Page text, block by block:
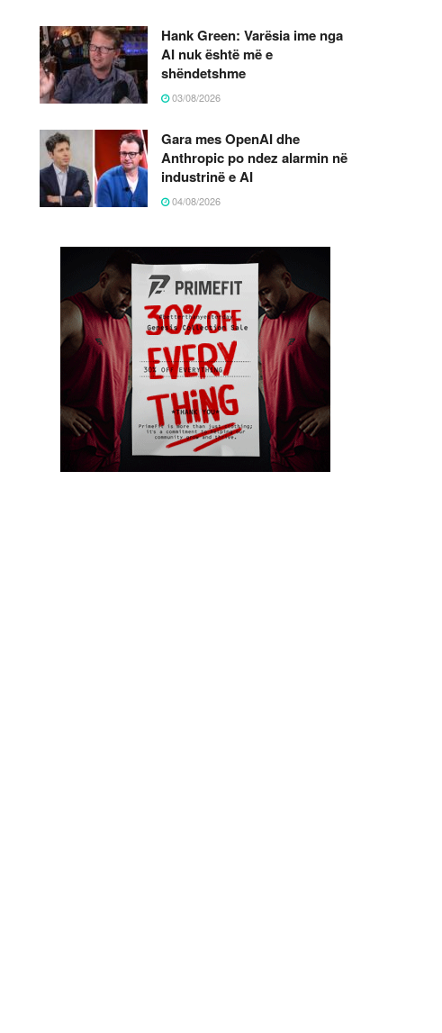
Hank Green: Varësia ime nga
AI nuk është më e
shëndetshme
03/08/2026
Gara mes OpenAI dhe
Anthropic po ndez alarmin në
industrinë e AI
04/08/2026